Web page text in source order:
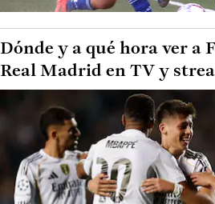
Dónde y a qué hora ver a
Real Madrid en TV y